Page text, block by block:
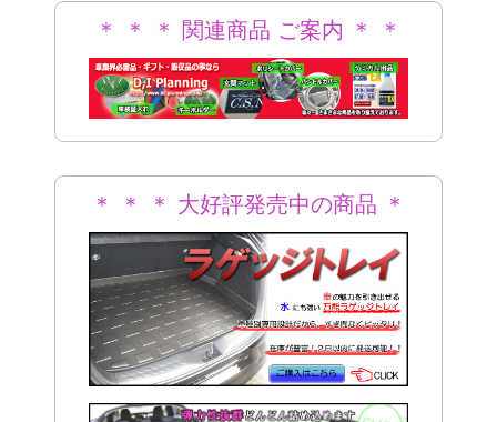
＊ ＊ ＊ 関連商品 ご案内 ＊ ＊
＊
＊ ＊ ＊ 大好評発売中の商品 ＊
＊ ＊